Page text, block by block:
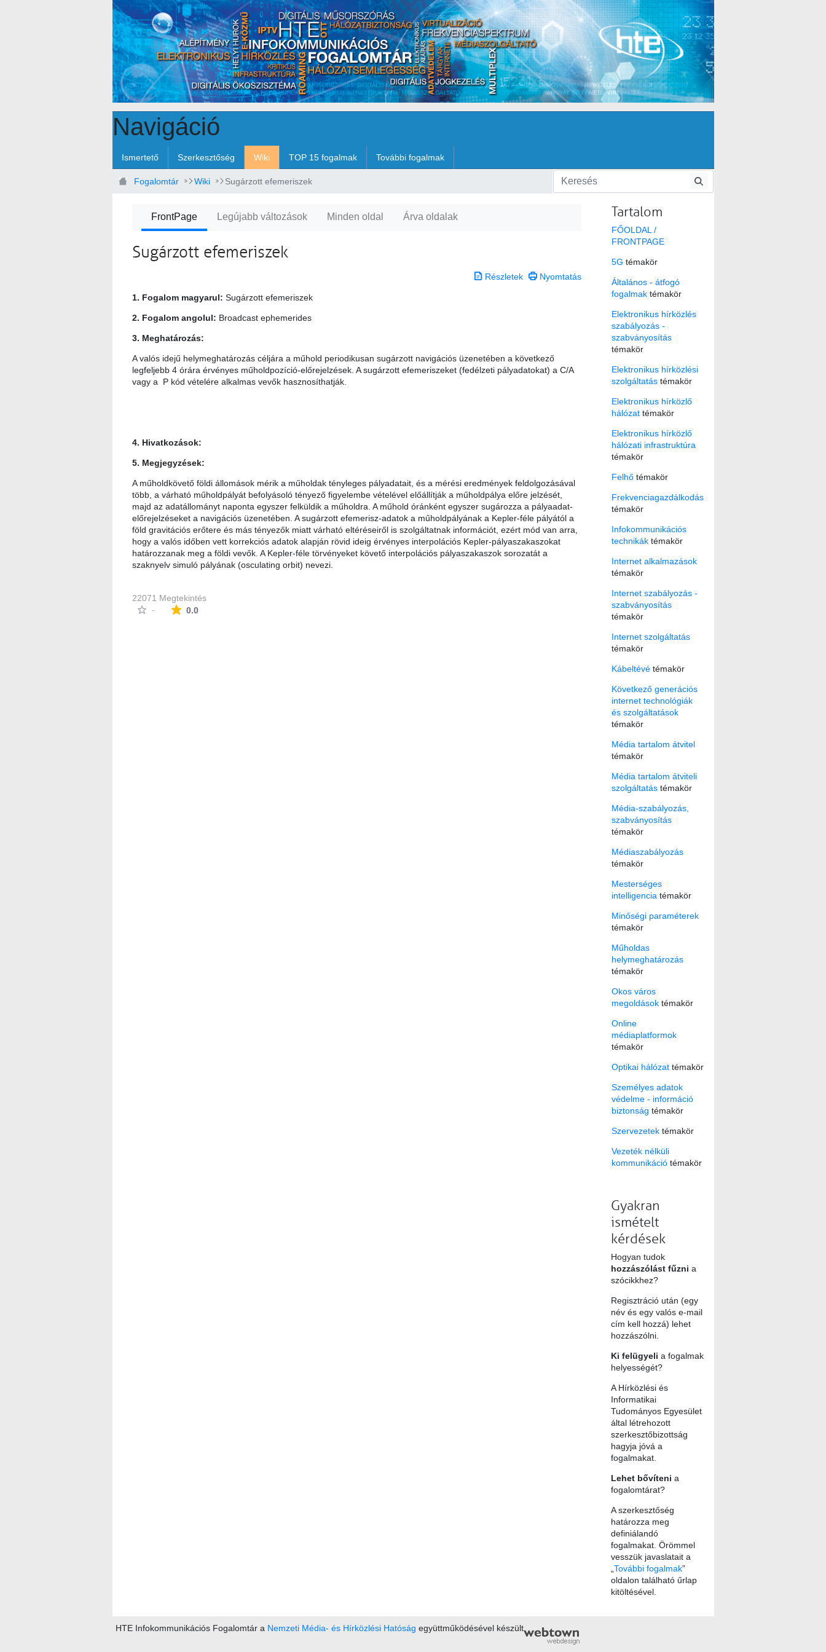
Navigáció
Ismertető Szerkesztőség Wiki TOP 15 fogalmak További fogalmak
Fogalomtár Wiki Sugárzott efemeriszek
FrontPage Legújabb változások Minden oldal Árva oldalak
Sugárzott efemeriszek
Részletek Nyomtatás
1. Fogalom magyarul: Sugárzott efemeriszek
2. Fogalom angolul: Broadcast ephemerides
3. Meghatározás:
A valós idejű helymeghatározás céljára a műhold periodikusan sugárzott navigációs üzenetében a következő
legfeljebb 4 órára érvényes műholdpozíció-előrejelzések. A sugárzott efemeriszeket (fedélzeti pályadatokat) a C/A
vagy a P kód vételére alkalmas vevők hasznosíthatják.
4. Hivatkozások:
5. Megjegyzések:
A műholdkövető földi állomások mérik a műholdak tényleges pályadatait, és a mérési eredmények feldolgozásával
több, a várható műholdpályát befolyásoló tényező figyelembe vételével előállítják a műholdpálya előre jelzését,
majd az adatállományt naponta egyszer felküldik a műholdra. A műhold óránként egyszer sugározza a pályaadat-
előrejelzéseket a navigációs üzenetében. A sugárzott efemerisz-adatok a műholdpályának a Kepler-féle pályától a
föld gravitációs erőtere és más tényezők miatt várható eltéréseiről is szolgáltatnak információt, ezért mód van arra,
hogy a valós időben vett korrekciós adatok alapján rövid ideig érvényes interpolációs Kepler-pályaszakaszokat
határozzanak meg a földi vevők. A Kepler-féle törvényeket követő interpolációs pályaszakaszok sorozatát a
szaknyelv simuló pályának (osculating orbit) nevezi.
22071 Megtekintés
-
0.0Az átlagos minősítés 0 csillag a lehetséges 5-ből.
Tartalom
FŐOLDAL /
FRONTPAGE
5G témakör
Általános - átfogó
fogalmaktémakör
Elektronikus hírközlés
szabályozás -
szabványosítás
témakör
Elektronikus hírközlési
szolgáltatástémakör
Elektronikus hírközlő
hálózattémakör
Elektronikus hírközlő
hálózati infrastruktúra
témakör
Felhőtémakör
Frekvenciagazdálkodás
témakör
Infokommunikációs
technikáktémakör
Internet alkalmazások
témakör
Internet szabályozás -
szabványosítás
témakör
Internet szolgáltatás
témakör
Kábeltévétémakör
Következő generációs
internet technológiák
és szolgáltatások
témakör
Média tartalom átvitel
témakör
Média tartalom átviteli
szolgáltatástémakör
Média-szabályozás,
szabványosítás
témakör
Médiaszabályozás
témakör
Mesterséges
intelligencia témakör
Minőségi paraméterek
témakör
Műholdas
helymeghatározás
témakör
Okos város
megoldásoktémakör
Online
médiaplatformok
témakör
Optikai hálózattémakör
Személyes adatok
védelme - információ
biztonság témakör
Szervezetektémakör
Vezeték nélküli
kommunikációtémakör
Gyakran
ismételt
kérdések
Hogyan tudok
hozzászólást fűzni a
szócikkhez?
Regisztráció után (egy
név és egy valós e-mail
cím kell hozzá) lehet
hozzászólni.
Ki felügyeli a fogalmak
helyességét?
A Hírközlési és
Informatikai
Tudományos Egyesület
által létrehozott
szerkesztőbizottság
hagyja jóvá a
fogalmakat.
Lehet bővíteni a
fogalomtárat?
A szerkesztőség
határozza meg
definiálandó
fogalmakat. Örömmel
vesszük javaslatait a
További fogalmak”
oldalon található űrlap
kitöltésével.
HTE Infokommunikációs Fogalomtár a Nemzeti Média- és Hírközlési Hatóság együttműködésével készült